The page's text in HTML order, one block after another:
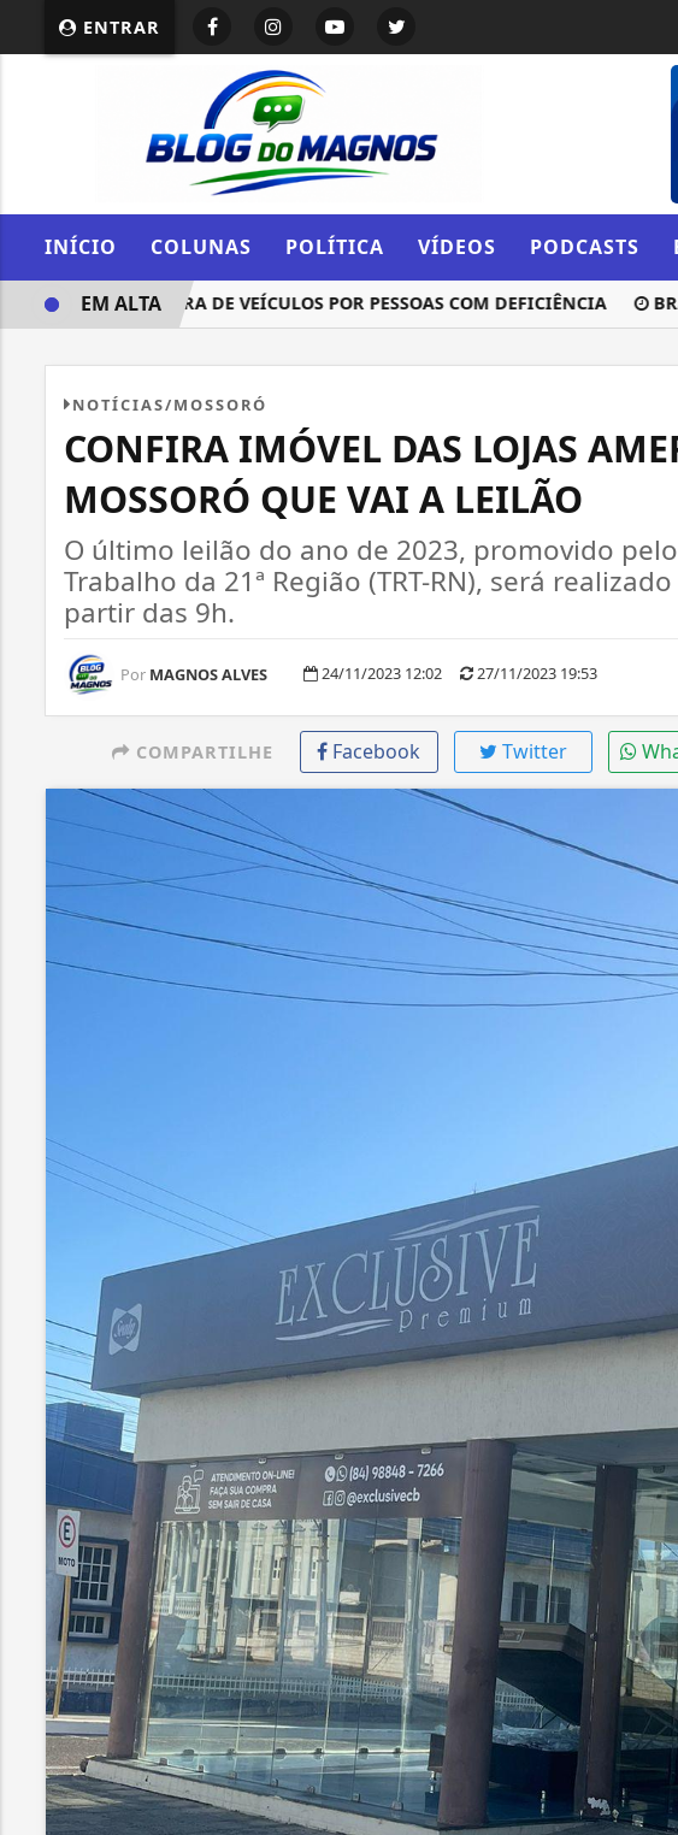
ENTRAR
INÍCIO COLUNAS POLÍTICA VÍDEOS PODCASTS
A COMPRA DE VEÍCULOS POR PESSOAS COM DEFICIÊNCIA
EM ALTA
NOTÍCIAS/MOSSORÓ
CONFIRA IMÓVEL DAS LOJAS
MOSSORÓ QUE VAI A LEILÃO
O último leilão do ano de 2023, promovido
Trabalho da 21ª Região (TRT-RN), será
partir das 9h.
Por MAGNOS ALVES 24/11/2023 12:02 27/11/2023 19:53
COMPARTILHE Facebook Twitter